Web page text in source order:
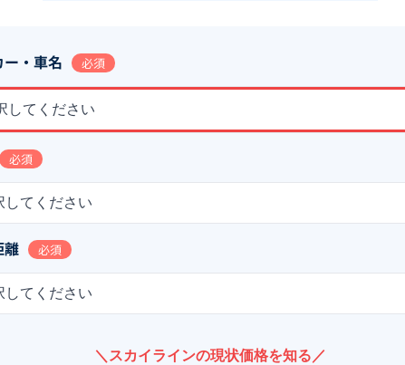
ー・車名 必須
してください
必須
してください
離 必須
してください
＼スカイラインの現状価格を知る／